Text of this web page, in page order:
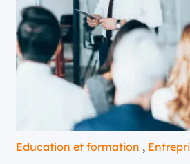
Education et formation ,